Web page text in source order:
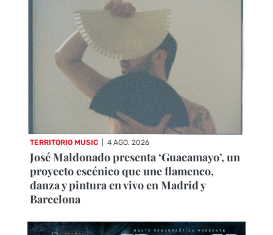
TERRITORIO MUSIC 4 AGO, 2026
José Maldonado presenta ‘Guacamayo’, un
proyecto escénico que une flamenco,
danza y pintura en vivo en Madrid y
Barcelona